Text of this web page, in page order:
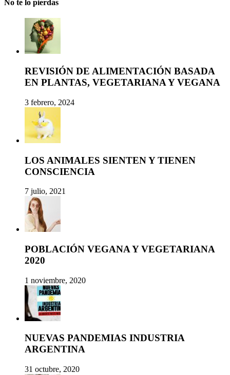
No te lo pierdas
REVISIÓN DE ALIMENTACIÓN BASADA
EN PLANTAS, VEGETARIANA Y VEGANA
3 febrero, 2024
LOS ANIMALES SIENTEN Y TIENEN
CONSCIENCIA
7 julio, 2021
POBLACIÓN VEGANA Y VEGETARIANA
2020
1 noviembre, 2020
NUEVAS PANDEMIAS INDUSTRIA
ARGENTINA
31 octubre, 2020